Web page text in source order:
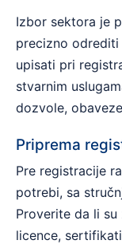
Izbor sektora je
precizno
upisati pri
stvarnim
dozvole,
Priprema
Pre registracije
potrebi, sa
Proverite da li
licence,